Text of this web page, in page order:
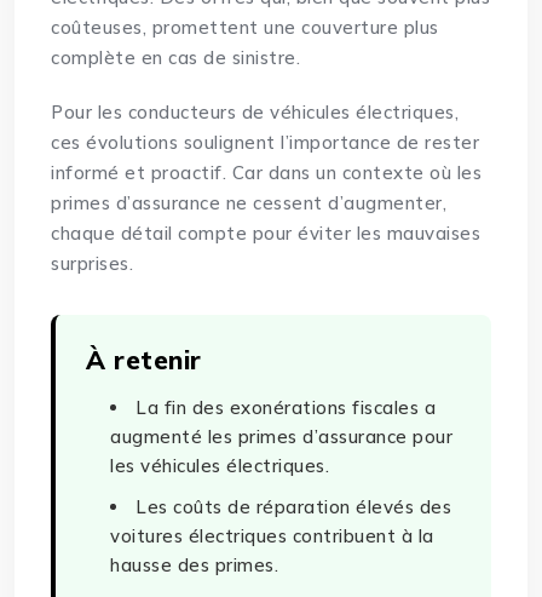
coûteuses, promettent une couverture plus
complète en cas de sinistre.
Pour les conducteurs de véhicules électriques,
ces évolutions soulignent l’importance de rester
informé et proactif. Car dans un contexte où les
primes d’assurance ne cessent d’augmenter,
chaque détail compte pour éviter les mauvaises
surprises.
À retenir
La fin des exonérations fiscales a
augmenté les primes d’assurance pour
les véhicules électriques.
Les coûts de réparation élevés des
voitures électriques contribuent à la
hausse des primes.